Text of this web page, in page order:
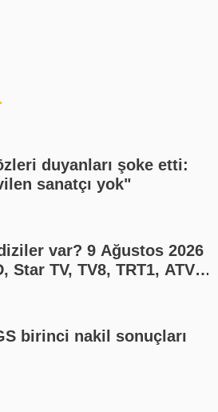
duyanları şoke etti:
sanatçı yok"
var? 9 Ağustos 2026
Star TV, TV8, TRT1, ATV
birinci nakil sonuçları